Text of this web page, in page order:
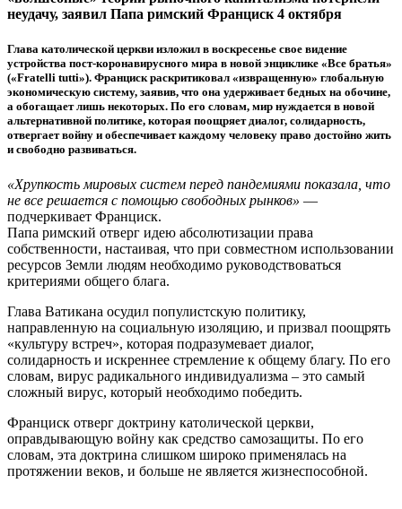
неудачу, заявил Папа римский Франциск 4 октября
Глава католической церкви изложил в воскресенье свое видение
устройства пост-коронавирусного мира в новой энциклике «Все братья»
(«Fratelli tutti»). Франциск раскритиковал «извращенную» глобальную
экономическую систему, заявив, что она удерживает бедных на обочине,
а обогащает лишь некоторых. По его словам, мир нуждается в новой
альтернативной политике, которая поощряет диалог, солидарность,
отвергает войну и обеспечивает каждому человеку право достойно жить
и свободно развиваться.
«Хрупкость мировых систем перед пандемиями показала, что
не все решается с помощью свободных рынков» —
подчеркивает Франциск.
Папа римский отверг идею абсолютизации права
собственности, настаивая, что при совместном использовании
ресурсов Земли людям необходимо руководствоваться
критериями общего блага.
Глава Ватикана осудил популистскую политику,
направленную на социальную изоляцию, и призвал поощрять
«культуру встреч», которая подразумевает диалог,
солидарность и искреннее стремление к общему благу. По его
словам, вирус радикального индивидуализма – это самый
сложный вирус, который необходимо победить.
Франциск отверг доктрину католической церкви,
оправдывающую войну как средство самозащиты. По его
словам, эта доктрина слишком широко применялась на
протяжении веков, и больше не является жизнеспособной.